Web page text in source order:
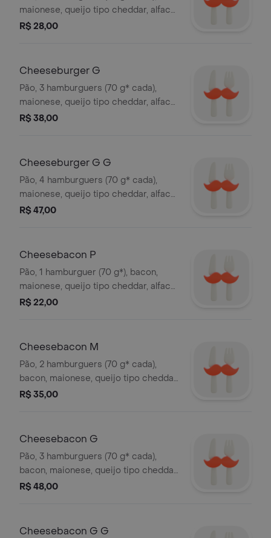
maionese, queijo tipo cheddar, alface
e tomate orgânicos. *peso in natura
R$ 28,00
Cheeseburger G
Pão, 3 hamburguers (70 g* cada),
maionese, queijo tipo cheddar, alface
e tomate orgânicos. *peso in natura
R$ 38,00
Cheeseburger G G
Pão, 4 hamburguers (70 g* cada),
maionese, queijo tipo cheddar, alface
e tomate orgânicos. *peso in natura
R$ 47,00
Cheesebacon P
Pão, 1 hamburguer (70 g*), bacon,
maionese, queijo tipo cheddar, alface
e tomate orgânicos. *peso in natura
R$ 22,00
Cheesebacon M
Pão, 2 hamburguers (70 g* cada),
bacon, maionese, queijo tipo cheddar,
alface e tomate orgânicos. *peso in
R$ 35,00
Cheesebacon G
Pão, 3 hamburguers (70 g* cada),
bacon, maionese, queijo tipo cheddar,
alface e tomate orgânicos. *peso in
R$ 48,00
Cheesebacon G G